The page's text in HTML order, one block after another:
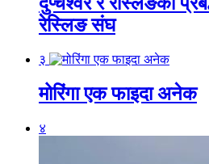
रेस्लिङ संघ
३
मोरिंगा एक फाइदा अनेक
४